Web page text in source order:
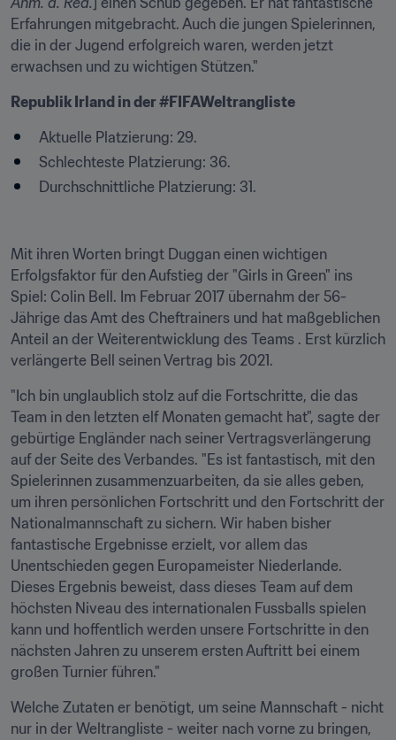
Erfahrungen mitgebracht. Auch die jungen Spielerinnen,
die in der Jugend erfolgreich waren, werden jetzt
erwachsen und zu wichtigen Stützen."
Republik Irland in der #FIFAWeltrangliste
Aktuelle Platzierung: 29.
Schlechteste Platzierung: 36.
Durchschnittliche Platzierung: 31.
Mit ihren Worten bringt Duggan einen wichtigen
Erfolgsfaktor für den Aufstieg der "Girls in Green" ins
Spiel: Colin Bell. Im Februar 2017 übernahm der 56-
Jährige das Amt des Cheftrainers und hat maßgeblichen
Anteil an der Weiterentwicklung des Teams . Erst kürzlich
verlängerte Bell seinen Vertrag bis 2021.
"Ich bin unglaublich stolz auf die Fortschritte, die das
Team in den letzten elf Monaten gemacht hat", sagte der
gebürtige Engländer nach seiner Vertragsverlängerung
auf der Seite des Verbandes. "Es ist fantastisch, mit den
Spielerinnen zusammenzuarbeiten, da sie alles geben,
um ihren persönlichen Fortschritt und den Fortschritt der
Nationalmannschaft zu sichern. Wir haben bisher
fantastische Ergebnisse erzielt, vor allem das
Unentschieden gegen Europameister Niederlande.
Dieses Ergebnis beweist, dass dieses Team auf dem
höchsten Niveau des internationalen Fussballs spielen
kann und hoffentlich werden unsere Fortschritte in den
nächsten Jahren zu unserem ersten Auftritt bei einem
großen Turnier führen."
Welche Zutaten er benötigt, um seine Mannschaft - nicht
nur in der Weltrangliste - weiter nach vorne zu bringen,